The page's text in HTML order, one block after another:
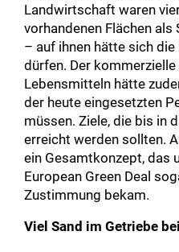
Landwirtschaft waren
vorhandenen Flächen
– auf ihnen hätte sich
dürfen. Der
Lebensmitteln hätte
der heute eingesetzten
müssen. Ziele, die bis in
erreicht werden sollten.
ein Gesamtkonzept, das
European Green Deal
Zustimmung bekam.
Viel Sand im Getriebe